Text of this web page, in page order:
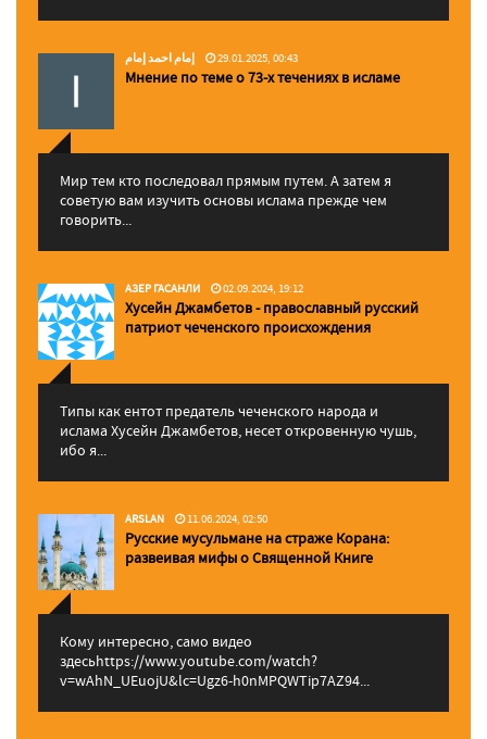
إمام احمد إمام 29.01.2025, 00:43
Мнение по теме о 73-х течениях в исламе
Мир тем кто последовал прямым путем. А затем я
советую вам изучить основы ислама прежде чем
говорить...
АЗЕР ГАСАНЛИ 02.09.2024, 19:12
Хусейн Джамбетов - православный русский
патриот чеченского происхождения
Типы как ентот предатель чеченского народа и
ислама Хусейн Джамбетов, несет откровенную чушь,
ибо я...
ARSLAN 11.06.2024, 02:50
Русские мусульмане на страже Корана:
pазвеивая мифы о Священной Книге
Кому интересно, само видео
здесьhttps://www.youtube.com/watch?
v=wAhN_UEuojU&lc=Ugz6-h0nMPQWTip7AZ94...